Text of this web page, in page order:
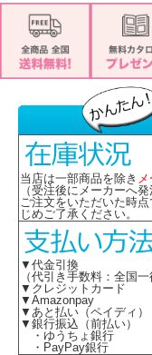
当店は一部商品を除き
（受注後にメーカーへ発
ご注文をいただいた時
じめご了承ください。
▼代金引換
（代引き手数料：全国一
▼クレジットカード
▼Amazonpay
▼あと払い（ペイディ）
▼銀行振込（前払い）
・ゆうちょ銀行
・PayPay銀行